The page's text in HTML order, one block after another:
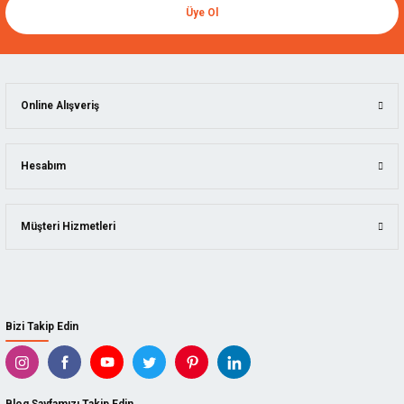
Üye Ol
Bizi Takip Edin
Online Alışveriş
Hesabım
Müşteri Hizmetleri